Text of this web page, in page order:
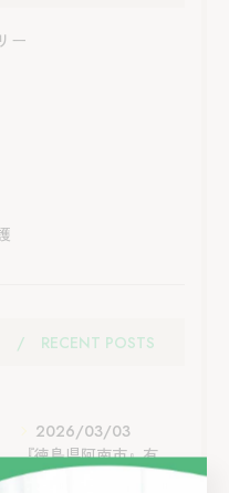
ー
RECENT POSTS
2026/03/03
『徳島県阿南市』有限会社あすみでは、新しい仲間を募集しています！